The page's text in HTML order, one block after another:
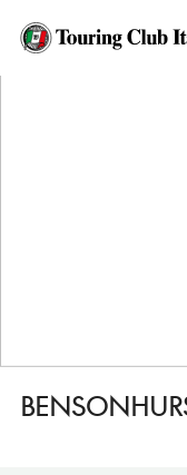
HOME